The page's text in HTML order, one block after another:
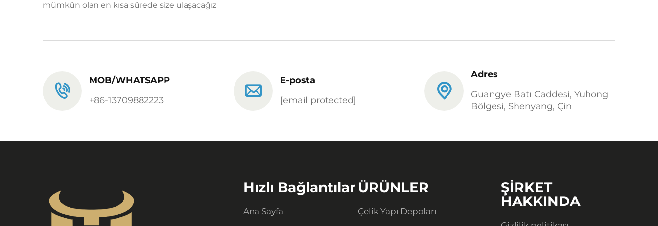
mümkün olan en kısa sürede size ulaşacağız
MOB/WHATSAPP
+86-13709882223
E-posta
[email protected]
Adres
Guangye Batı Caddesi, Yuhong
Bölgesi, Shenyang, Çin
Hızlı Bağlantılar
Ana Sayfa
ÜRÜNLER
Çelik Yapı Depoları
ŞİRKET
HAKKINDA